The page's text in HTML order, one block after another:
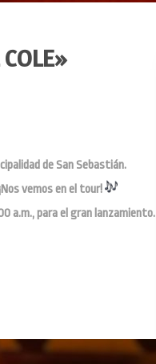
de San Sebastián.
vemos en el tour!
a.m., para el gran lanzamiento.